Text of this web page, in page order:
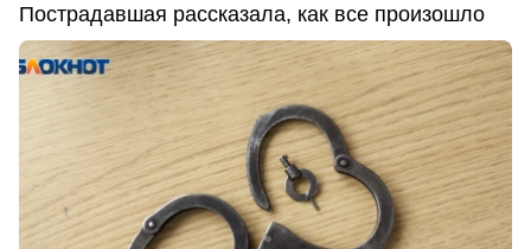
Пострадавшая рассказала, как все произошло